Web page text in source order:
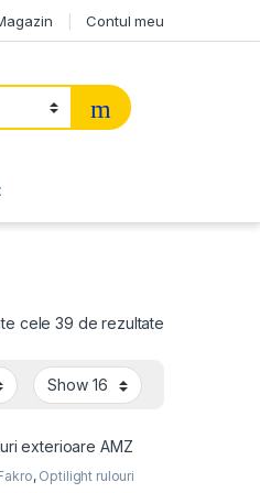
Contul meu
cele 39 de rezultate
, Optilight rulouri
Rulouri Optilight